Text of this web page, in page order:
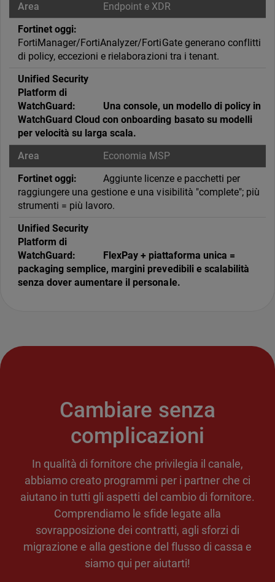
Endpoint e XDR
FortiManager/FortiAnalyzer/FortiGate generano conflitti
di policy, eccezioni e rielaborazioni tra i tenant.
Una console, un modello di policy in
WatchGuard Cloud con onboarding basato su modelli
per velocità su larga scala.
Economia MSP
Aggiunte licenze e pacchetti per
raggiungere una gestione e una visibilità "complete"; più
strumenti = più lavoro.
FlexPay + piattaforma unica =
packaging semplice, margini prevedibili e scalabilità
senza dover aumentare il personale.
Cambiare senza
complicazioni
In qualità di fornitore che privilegia il canale,
abbiamo creato programmi per i partner che ci
aiutano in tutti gli aspetti del cambio di fornitore.
Comprendiamo le sfide legate alla
sovrapposizione dei contratti, agli sforzi di
migrazione e alla gestione del flusso di cassa e
siamo qui per aiutarti!